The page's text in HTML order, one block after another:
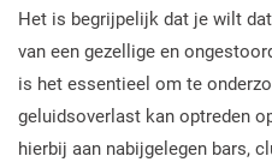
Het is begrijpelijk dat je wilt
van een gezellige en
is het essentieel om te
geluidsoverlast kan optreden
hierbij aan nabijgelegen bars,